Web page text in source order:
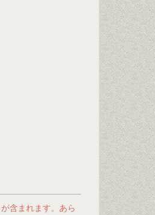
含まれます。あら